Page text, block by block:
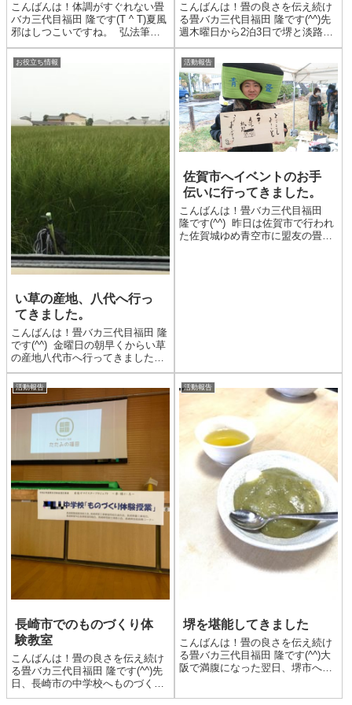
こんばんは！体調がすぐれない畳
バカ三代目福田 隆です(T ^ T)夏風
邪はしつこいですね。 弘法筆を
選ばずと言う諺がありますが、私
は物凄く選びます(笑)やっぱり良
い道具は良いですからね〜 先日
こんばんは！畳の良さを伝え続け
る畳バカ三代目福田 隆です(^^)先
週木曜日から2泊3日で堺と淡路島
へ畳の研修で行ってきました。今
回はとても内容の濃いものとなり
ました。まずは堺へ。堺と言えば
刃物の街ですが、畳の包丁も例に
もれずここで生産されて...
お役立ち情報
い草の産地、八代へ行っ
てきました。
こんばんは！畳バカ三代目福田 隆
です(^^) 金曜日の朝早くからい草
の産地八代市へ行ってきました。
この時期の八代といえばそう、畳
表の材料、い草の刈り取りの真っ
最中なんです！ 青々としたい草
の田んぼです。 い草を刈り取る
前の大事な作...
活動報告
佐賀市へイベントのお手
伝いに行ってきました。
こんばんは！畳バカ三代目福田
隆です(^^) 昨日は佐賀市で行われ
た佐賀城ゆめ青空市に盟友の畳屋
活動報告
長崎市でのものづくり体
験教室
こんばんは！畳の良さを伝え続け
る畳バカ三代目福田 隆です(^^)先
日、長崎市の中学校へものづくり
マイスターの活動の一環として、
活動報告
堺を堪能してきました
こんばんは！畳の良さを伝え続け
る畳バカ三代目福田 隆です(^^)大
阪で満腹になった翌日、堺市へ行